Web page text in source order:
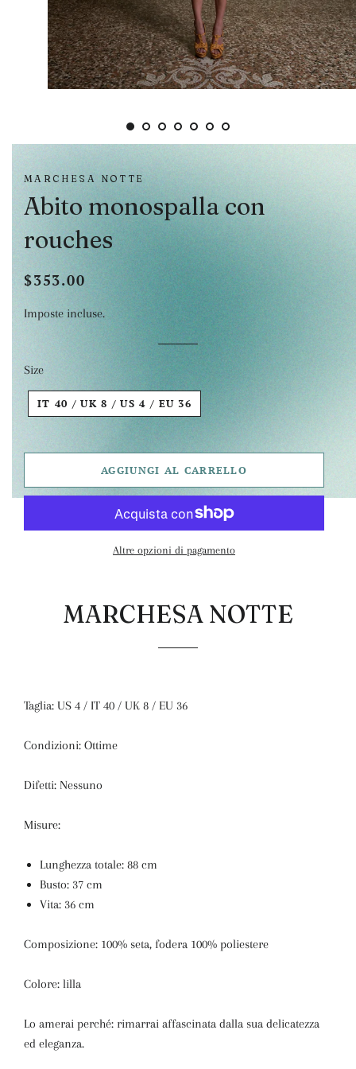
MARCHESA NOTTE
Abito monospalla con
rouches
Prezzo
listino
Prezzo
scontato
$353.00
Imposte incluse.
Size
IT 40 / UK 8 / US 4 / EU 36
AGGIUNGI AL CARRELLO
Altre opzioni di pagamento
MARCHESA NOTTE
Taglia: US 4 / IT 40 / UK 8 / EU 36
Condizioni: Ottime
Difetti: Nessuno
Misure:
Lunghezza totale: 88 cm
Busto: 37 cm
Vita: 36 cm
Composizione: 100% seta, fodera 100% poliestere
Colore: lilla
Lo amerai perché: rimarrai affascinata dalla sua delicatezza
ed eleganza.